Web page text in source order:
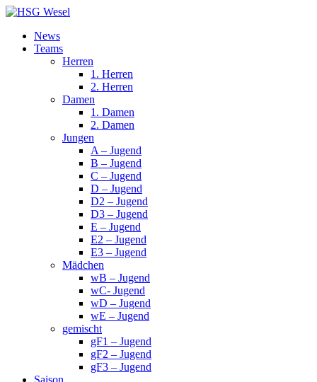
News
Teams
Herren
1. Herren
2. Herren
Damen
1. Damen
2. Damen
Jungen
A – Jugend
B – Jugend
C – Jugend
D – Jugend
D2 – Jugend
D3 – Jugend
E – Jugend
E2 – Jugend
E3 – Jugend
Mädchen
wB – Jugend
wC- Jugend
wD – Jugend
wE – Jugend
gemischt
gF1 – Jugend
gF2 – Jugend
gF3 – Jugend
Saison